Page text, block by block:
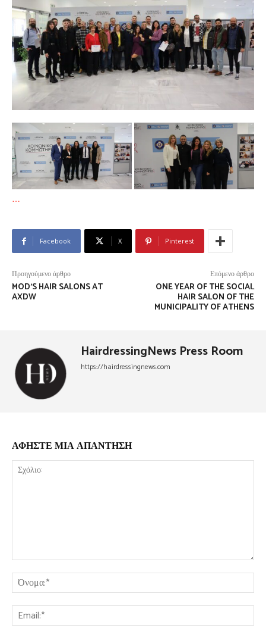
…
Facebook X Pinterest
Προηγούμενο άρθρο
MOD’S HAIR SALONS AT
AXDW
Επόμενο άρθρο
ONE YEAR OF THE SOCIAL
HAIR SALON OF THE
MUNICIPALITY OF ATHENS
HairdressingNews Press Room
https://hairdressingnews.com
ΑΦΗΣΤΕ ΜΙΑ ΑΠΑΝΤΗΣΗ